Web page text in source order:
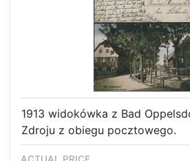
1913 widokówka z Bad
Zdroju z obiegu pocztowego.